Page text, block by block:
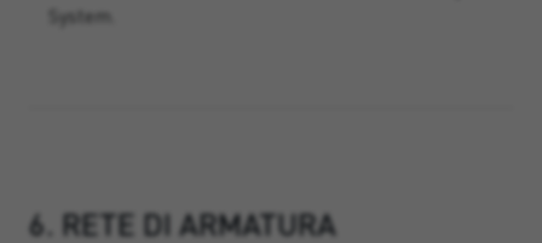
System.
6. RETE DI ARMATURA